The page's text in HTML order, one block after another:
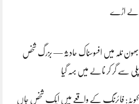
لے اڑے
بھون نلہ میں افسوسناک حادثہ — بزرگ شخص
پلی سے گر کر نالے میں بہہ گیا
کہوٹہ: فائرنگ کے واقعے میں ایک شخص جاں